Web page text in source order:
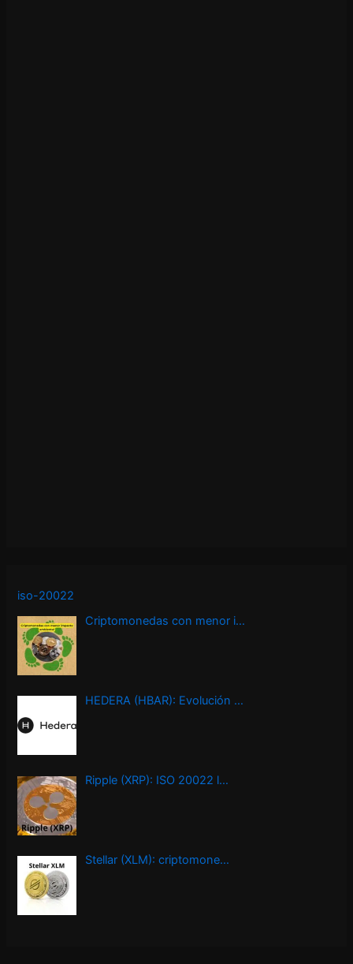
iso-20022
Criptomonedas con menor i…
HEDERA (HBAR): Evolución …
Ripple (XRP): ISO 20022 l…
Stellar (XLM): criptomone…